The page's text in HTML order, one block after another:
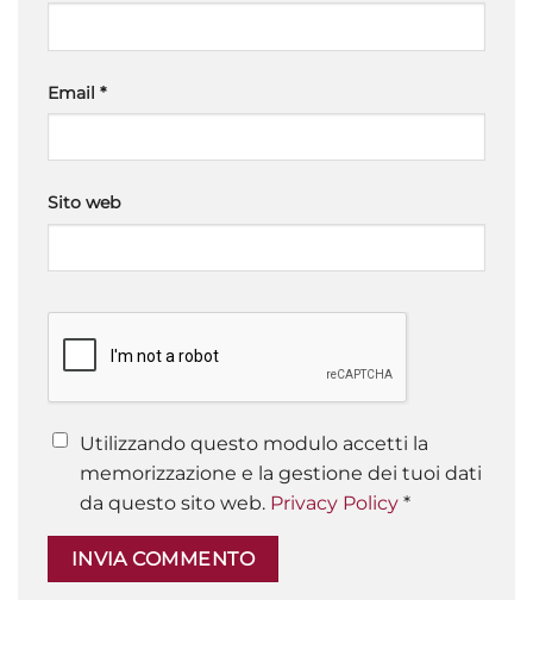
Email *
Sito web
Utilizzando questo modulo accetti la
memorizzazione e la gestione dei tuoi dati
da questo sito web. Privacy Policy *